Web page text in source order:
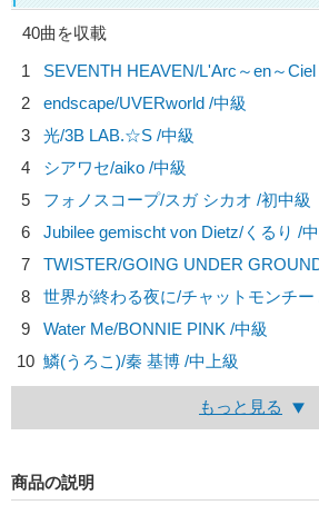
40曲を収載
1
SEVENTH HEAVEN/L'Arc～en～Ciel
2
endscape/UVERworld /中級
3
光/3B LAB.☆S /中級
4
シアワセ/aiko /中級
5
フォノスコープ/スガ シカオ /初中級
6
Jubilee gemischt von Dietz/ くるり /
7
TWISTER/GOING UNDER
8
世界が終わる夜に/チャットモンチー
9
Water Me/BONNIE PINK /中級
10 鱗(うろこ)/秦 基博 /中上級
もっと見る
商品の説明